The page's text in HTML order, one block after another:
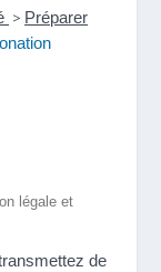
> Préparer
légale et
de